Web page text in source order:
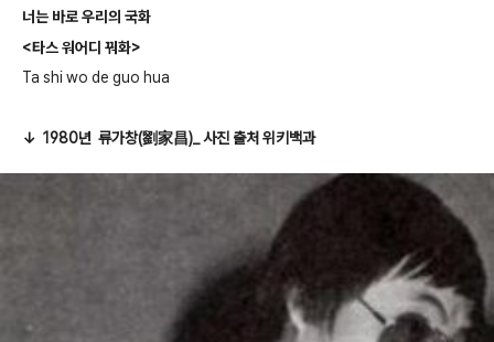
너는 바로 우리의 국화
<타스 워어디 꿔화>
Ta shi wo de guo hua
↓ 1980년 류가창(劉家昌)_ 사진 출처 위키백과